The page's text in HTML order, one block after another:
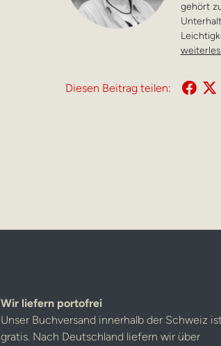
gehört
Diesen Beitrag teilen:
Wir liefern portofrei
Unser Buchversand innerhalb der Schweiz
gratis. Nach Deutschland liefern wir über